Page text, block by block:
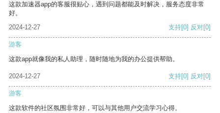
这款加速器app的客服很贴心，遇到问题都能及时解决，服务态度非常
好。
2024-12-27
支持[0] 反对[0]
游客
这款app就像我的私人助理，随时随地为我的办公提供帮助。
2024-12-27 支持[0] 反对[0]
游客
这款软件的社区氛围非常好，可以与其他用户交流学习心得。